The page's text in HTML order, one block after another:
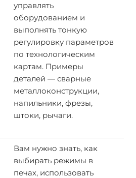
управлять
оборудованием и
выполнять тонкую
регулировку параметров
по технологическим
картам. Примеры
деталей — сварные
металлоконструкции,
напильники, фрезы,
штоки, рычаги.
Вам нужно знать, как
выбирать режимы в
печах, использовать